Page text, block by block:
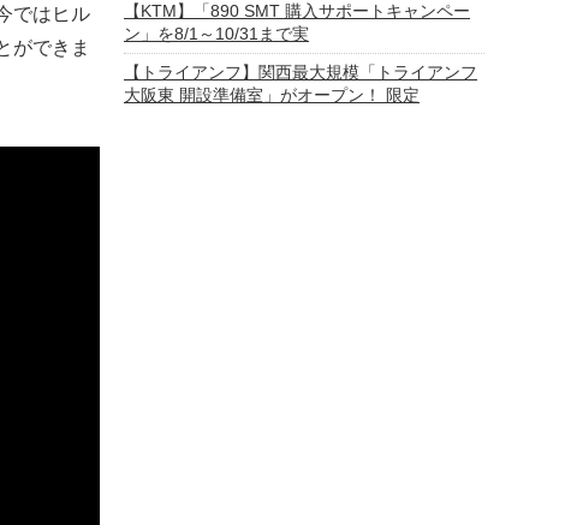
ではヒル
ができま
【KTM】「890 SMT 購入サポートキャンペー
ン」を8/1～10/31まで実
【トライアンフ】関西最大規模「トライアンフ
大阪東 開設準備室」がオープン！ 限定